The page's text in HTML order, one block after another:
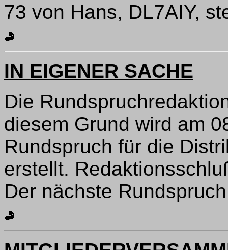
73 von Hans, DL7AIY,
IN EIGENER SACHE
Die
diesem Grund wird am
Rundspruch für die
erstellt.
Der nächste